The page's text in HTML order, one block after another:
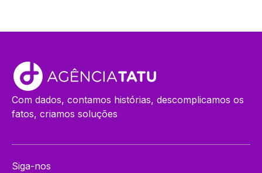
Com dados, contamos histórias, descomplicamos os
fatos, criamos soluções
Siga-nos